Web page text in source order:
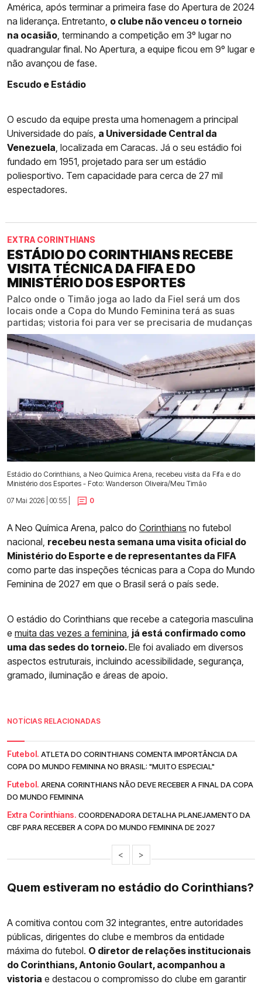
América, após terminar a primeira fase do Apertura de 2024
na liderança. Entretanto, o clube não venceu o torneio
na ocasião , terminando a competição em 3º lugar no
quadrangular final. No Apertura, a equipe ficou em 9º lugar e
não avançou de fase.
Escudo e Estádio
O escudo da equipe presta uma homenagem a principal
Universidade do país, a Universidade Central da
Venezuela , localizada em Caracas. Já o seu estádio foi
fundado em 1951, projetado para ser um estádio
poliesportivo. Tem capacidade para cerca de 27 mil
espectadores.
EXTRA CORINTHIANS
ESTÁDIO DO CORINTHIANS RECEBE
VISITA TÉCNICA DA FIFA E DO
MINISTÉRIO DOS ESPORTES
Palco onde o Timão joga ao lado da Fiel será um dos
locais onde a Copa do Mundo Feminina terá as suas
partidas; vistoria foi para ver se precisaria de mudanças
Estádio do Corinthians, a Neo Química Arena, recebeu visita da Fifa e do
Ministério dos Esportes - Foto: Wanderson Oliveira/Meu Timão
07 Mai 2026 | 00:55 |
0
A Neo Química Arena, palco do Corinthians no futebol
nacional, recebeu nesta semana uma visita oficial do
Ministério do Esporte e de representantes da FIFA
como parte das inspeções técnicas para a Copa do Mundo
Feminina de 2027 em que o Brasil será o país sede.
O estádio do Corinthians que recebe a categoria masculina
e muita das vezes a feminina, já está confirmado como
uma das sedes do torneio.Ele foi avaliado em diversos
aspectos estruturais, incluindo acessibilidade, segurança,
gramado, iluminação e áreas de apoio.
NOTÍCIAS RELACIONADAS
Futebol. ATLETA DO CORINTHIANS COMENTA IMPORTÂNCIA DA
COPA DO MUNDO FEMININA NO BRASIL: "MUITO ESPECIAL"
Futebol. ARENA CORINTHIANS NÃO DEVE RECEBER A FINAL DA COPA
DO MUNDO FEMININA
Extra Corinthians. COORDENADORA DETALHA PLANEJAMENTO DA
CBF PARA RECEBER A COPA DO MUNDO FEMININA DE 2027
< >
Quem estiveram no estádio do Corinthians?
A comitiva contou com 32 integrantes, entre autoridades
públicas, dirigentes do clube e membros da entidade
máxima do futebol. O diretor de relações institucionais
do Corinthians, Antonio Goulart, acompanhou a
vistoria e destacou o compromisso do clube em garantir